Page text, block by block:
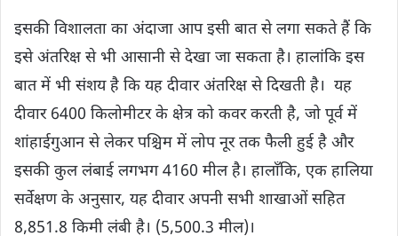
इसकी विशालता का अंदाजा आप इसी बात से लगा सकते हैं कि
इसे अंतरिक्ष से भी आसानी से देखा जा सकता है। हालांकि इस
बात में भी संशय है कि यह दीवार अं‍तरिक्ष से दिखती है। यह
दीवार 6400 किलोमीटर के क्षेत्र को कवर करती है, जो पूर्व में
शांहाईगुआन से लेकर पश्चिम में लोप नूर तक फैली हुई है और
इसकी कुल लंबाई लगभग 4160 मील है। हालाँकि, एक हालिया
सर्वेक्षण के अनुसार, यह दीवार अपनी सभी शाखाओं सहित
8,851.8 किमी लंबी है। (5,500.3 मील)।